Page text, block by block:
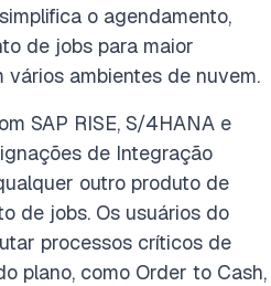
o agendamento,
de jobs para maior
vários ambientes de nuvem.
SAP RISE, S/4HANA e
de Integração
outro produto de
de jobs. Os usuários do
processos críticos de
plano, como Order to Cash,